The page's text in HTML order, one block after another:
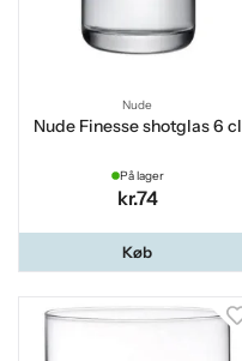
Nude
Nude Finesse shotglas 6 cl
På lager
kr.74
Køb